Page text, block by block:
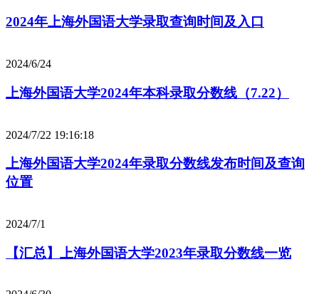
2024年上海外国语大学录取查询时间及入口
2024/6/24
上海外国语大学2024年本科录取分数线（7.22）
2024/7/22 19:16:18
上海外国语大学2024年录取分数线发布时间及查询
位置
2024/7/1
【汇总】上海外国语大学2023年录取分数线一览